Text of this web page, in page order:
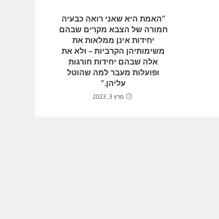
"האמת היא שאני רואה כבעיה
חמורה של הצבא מקרים שבהם
יחידות אינן ממלאות את
משימותיהן הקרביות – ולא את
אלה שבהם יחידות חורגות
ופועלות מעבר למה שהוטל
עליהן."
מרץ 3, 2023